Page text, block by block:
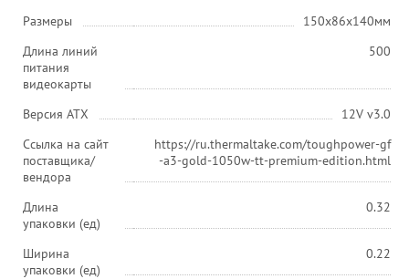
Размеры
150x86x140мм
Длина линий
питания
видеокарты
500
Версия ATX
12V v3.0
Ссылка на сайт
поставщика/
вендора
https://ru.thermaltake.com/toughpower-gf
-a3-gold-1050w-tt-premium-edition.html
Длина
упаковки (ед)
0.32
Ширина
упаковки (ед)
0.22